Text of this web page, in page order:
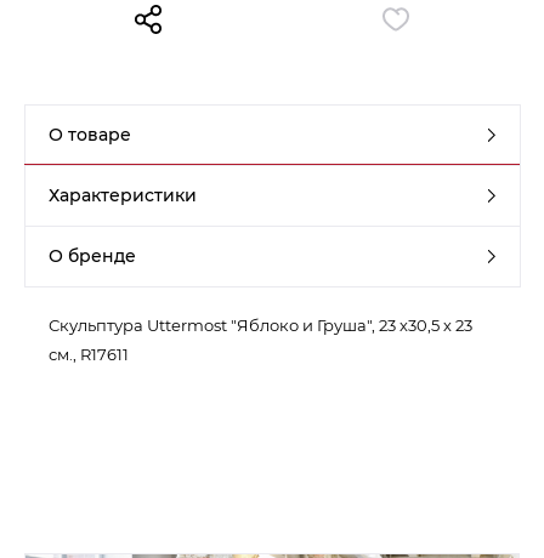
О товаре
Характеристики
О бренде
Скульптура Uttermost "Яблоко и Груша", 23 х30,5 х 23
см., R17611